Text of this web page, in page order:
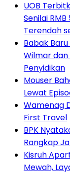
UOB
Senilai
Terendah
Babak Baru
Wilmar dan
Penyidikan
Mouser
Lewat
Wamenag
First Travel
BPK
Rangkap
Kisruh
Mewah,